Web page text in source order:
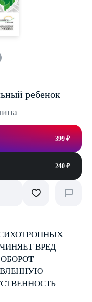
ребенок
399 ₽
240 ₽
ВРЕД